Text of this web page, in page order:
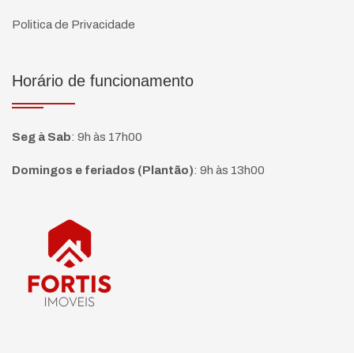
Politica de Privacidade
Horário de funcionamento
Seg à Sab: 9h às 17h00
Domingos e feriados (Plantão): 9h às 13h00
Página inicial